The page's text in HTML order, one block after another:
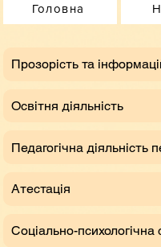
Головна
​Прозорість та
Освітня діяльність
Педагогічна діяльність
Атестація
Соціально-